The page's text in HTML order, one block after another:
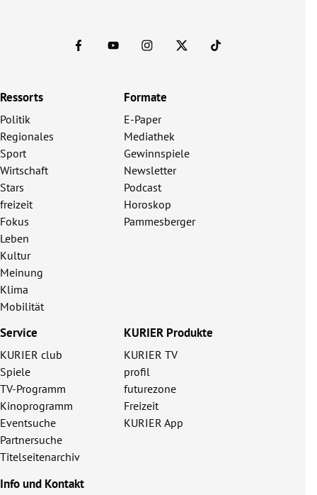
Ressorts
Politik
Regionales
Sport
Wirtschaft
Stars
freizeit
Fokus
Leben
Kultur
Meinung
Klima
Mobilität
Formate
E-Paper
Mediathek
Gewinnspiele
Newsletter
Podcast
Horoskop
Pammesberger
Service
KURIER club
Spiele
TV-Programm
Kinoprogramm
Eventsuche
Partnersuche
Titelseitenarchiv
KURIER Produkte
KURIER TV
profil
futurezone
Freizeit
KURIER App
Info und Kontakt